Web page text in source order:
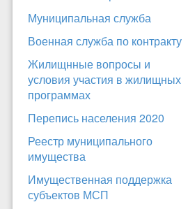
Муниципальная служба
Военная служба по контракту
Жилищнные вопросы и
условия участия в жилищных
программах
Перепись населения 2020
Реестр муниципального
имущества
Имущественная поддержка
субъектов МСП